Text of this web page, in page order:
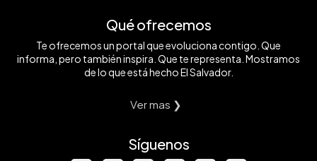
Qué ofrecemos
Te ofrecemos un portal que evoluciona contigo. Que
informa, pero también inspira. Que te representa. Mostramos
de lo que está hecho El Salvador.
Ver mas ❯
Síguenos